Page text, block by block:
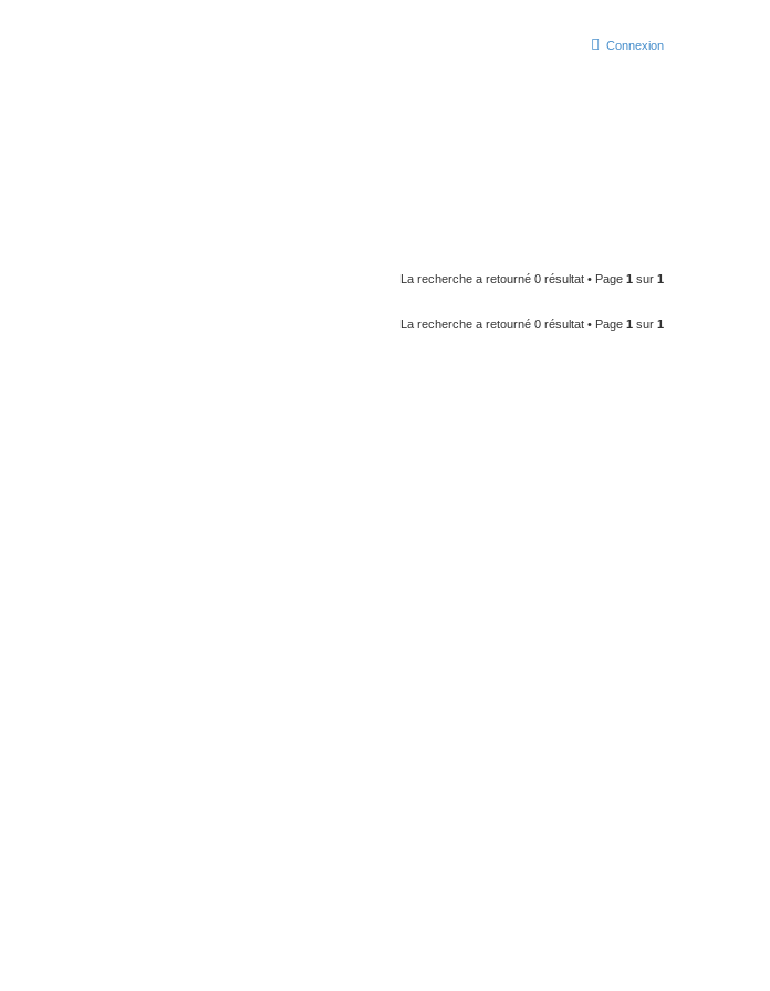
Connexion
La recherche a retourné 0 résultat • Page 1 sur 1
La recherche a retourné 0 résultat • Page 1 sur 1